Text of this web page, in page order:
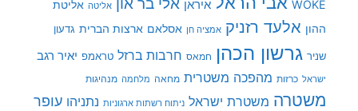
WOKE איראן אליטה אליטת
ההון אלעד רזניק אמציה חן אסלאם ארצות הברית גדעון
שניר גרשון הכהן חמאס חרבות ברזל טראמפ יאיר רגב
ישראל כרזות מהפכה משטרית מחאה מלחמה מנהיגות
משטרה משטרת ישראל ניתוח רשתות ארגוניות נתניהו עופר